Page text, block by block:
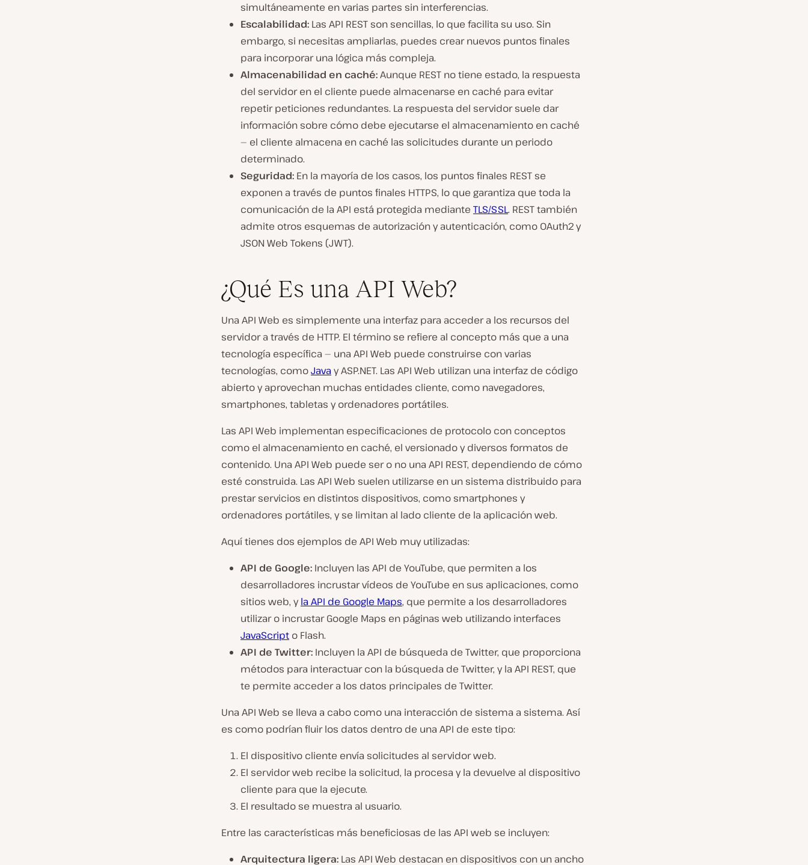
simultáneamente en varias partes sin interferencias.
Escalabilidad: Las API REST son sencillas, lo que facilita su uso. Sin
embargo, si necesitas ampliarlas, puedes crear nuevos puntos finales
para incorporar una lógica más compleja.
Almacenabilidad en caché:Aunque REST no tiene estado, la respuesta
del servidor en el cliente puede almacenarse en caché para evitar
repetir peticiones redundantes. La respuesta del servidor suele dar
información sobre cómo debe ejecutarse el almacenamiento en caché
— el cliente almacena en caché las solicitudes durante un periodo
determinado.
Seguridad: En la mayoría de los casos, los puntos finales REST se
exponen a través de puntos finales HTTPS, lo que garantiza que toda la
comunicación de la API está protegida mediante TLS/SSL. REST también
admite otros esquemas de autorización y autenticación, como OAuth2 y
JSON Web Tokens (JWT).
¿Qué Es una API Web?
Una API Web es simplemente una interfaz para acceder a los recursos del
servidor a través de HTTP. El término se refiere al concepto más que a una
tecnología específica — una API Web puede construirse con varias
tecnologías, comoJavay ASP.NET. Las API Web utilizan una interfaz de código
abierto y aprovechan muchas entidades cliente, como navegadores,
smartphones, tabletas y ordenadores portátiles.
Las API Web implementan especificaciones de protocolo con conceptos
como el almacenamiento en caché, el versionado y diversos formatos de
contenido. Una API Web puede ser o no una API REST, dependiendo de cómo
esté construida. Las API Web suelen utilizarse en un sistema distribuido para
prestar servicios en distintos dispositivos, como smartphones y
ordenadores portátiles, y se limitan al lado cliente de la aplicación web.
Aquí tienes dos ejemplos de API Web muy utilizadas:
API de Google: Incluyen las API de YouTube, que permiten a los
desarrolladores incrustar vídeos de YouTube en sus aplicaciones, como
sitios web, yla API de Google Maps, que permite a los desarrolladores
utilizar o incrustar Google Maps en páginas web utilizando interfaces
JavaScript o Flash.
API de Twitter: Incluyen la API de búsqueda de Twitter, que proporciona
métodos para interactuar con la búsqueda de Twitter, y la API REST, que
te permite acceder a los datos principales de Twitter.
Una API Web se lleva a cabo como una interacción de sistema a sistema. Así
es como podrían fluir los datos dentro de una API de este tipo:
El dispositivo cliente envía solicitudes al servidor web.
El servidor web recibe la solicitud, la procesa y la devuelve al dispositivo
cliente para que la ejecute.
El resultado se muestra al usuario.
Entre las características más beneficiosas de las API web se incluyen:
Arquitectura ligera: Las API Web destacan en dispositivos con un ancho